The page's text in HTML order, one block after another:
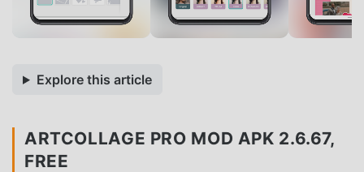
Explore this article
ARTCOLLAGE PRO MOD APK 2.6.67,
FREE